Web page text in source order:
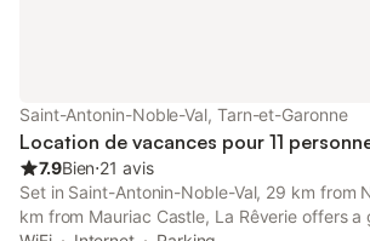
Saint-Antonin-Noble-Val, Tarn-et-Garonne
Location de vacances pour 11
7.9Bien⋅21 avis
Set in Saint-Antonin-Noble-Val, 29 km from
km from Mauriac Castle, La Rêverie offers a